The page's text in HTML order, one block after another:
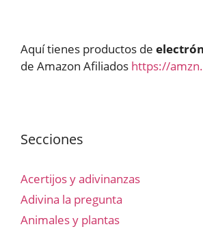
Aquí tienes productos de
de Amazon Afiliados https://
Secciones
Acertijos y adivinanzas
Adivina la pregunta
Animales y plantas